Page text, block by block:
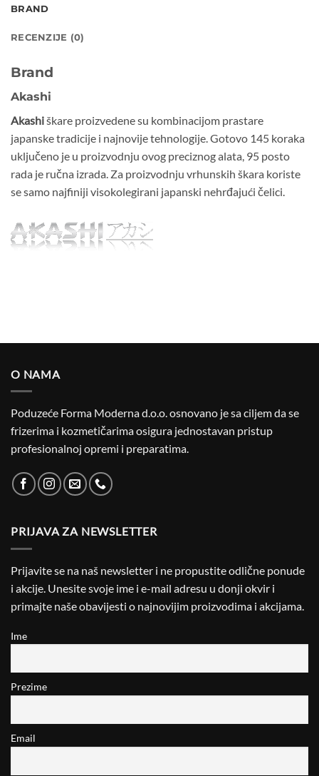
BRAND
RECENZIJE (0)
Brand
Akashi
Akashiškare proizvedene su kombinacijom prastare
japanske tradicije i najnovije tehnologije. Gotovo 145 koraka
uključeno je u proizvodnju ovog preciznog alata, 95 posto
rada je ručna izrada. Za proizvodnju vrhunskih škara koriste
se samo najfiniji visokolegirani japanski nehrđajući čelici.
O NAMA
Poduzeće Forma Moderna d.o.o. osnovano je sa ciljem da se
frizerima i kozmetičarima osigura jednostavan pristup
profesionalnoj opremi i preparatima.
PRIJAVA ZA NEWSLETTER
Prijavite se na naš newsletter i ne propustite odlične ponude
i akcije. Unesite svoje ime i e-mail adresu u donji okvir i
primajte naše obavijesti o najnovijim proizvodima i akcijama.
Ime
Prezime
Email